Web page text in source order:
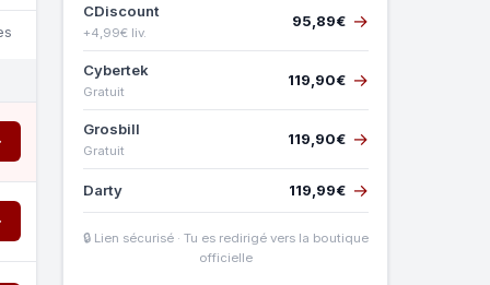
CDiscount
+4,99€ liv.
95,89€ →
Cybertek
Gratuit
119,90€ →
Grosbill
Gratuit
119,90€ →
Darty 119,99€ →
🔒 Lien sécurisé · Tu es redirigé vers la boutique
officielle